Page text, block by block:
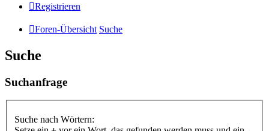
Registrieren
Foren-Übersicht Suche
Suche
Suchanfrage
Suche nach Wörtern: